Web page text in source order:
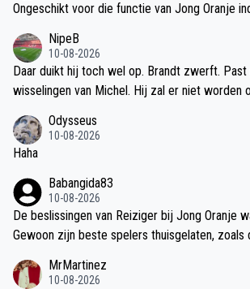
Ongeschikt voor die functie van Jong Oranje
NipeB
10-08-2026
Daar duikt hij toch wel op. Brandt zwerft.
wisselingen van Michel. Hij zal er niet worden
Odysseus
10-08-2026
Haha
Babangida83
10-08-2026
De beslissingen van Reiziger bij Jong Oranje
Gewoon zijn beste spelers thuisgelaten,
MrMartinez
10-08-2026